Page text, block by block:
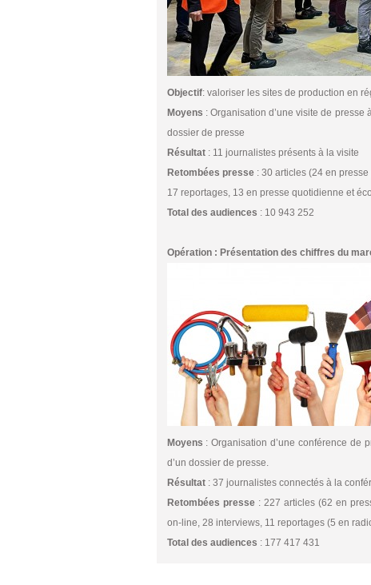
Objectif: valoriser les sites de production en
Moyens : Organisation d’une visite de presse
dossier de presse
Résultat: 11 journalistes présents à la visite
Retombées presse: 30 articles (24 en
17 reportages, 13 en presse quotidienne et
Total des audiences : 10 943 252
Opération : Présentation des chiffres du
Moyens : Organisation d’une conférence de
d’un dossier de presse.
Résultat: 37 journalistes connectés à la
Retombées presse: 227 articles (62 en
on-line, 28 interviews, 11 reportages (5 en
Total des audiences : 177 417 431